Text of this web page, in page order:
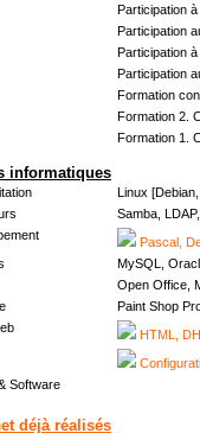
Participation à
Participation
Participation à
Participation
Formation
Formation 2.
Formation 1.
informatiques
Linux
Samba,
Pascal,
MySQL,
Open Office,
Paint Shop
HTML,
Software
déjà réalisés